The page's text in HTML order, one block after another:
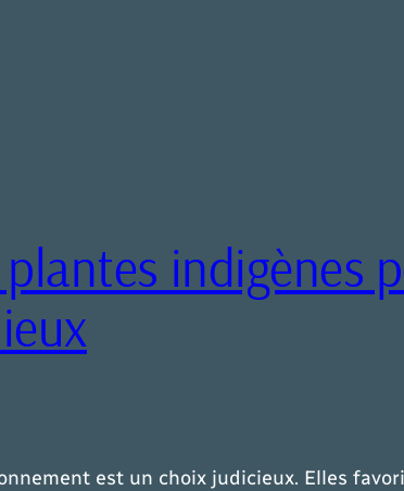
indigènes
est un choix judicieux. Elles